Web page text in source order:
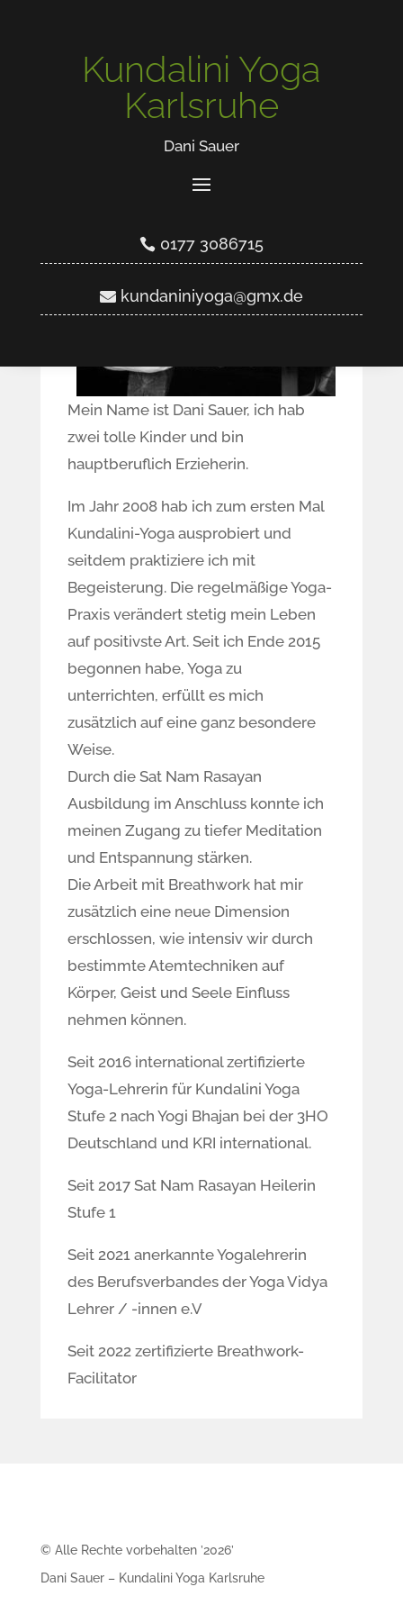
Kundalini Yoga
Karlsruhe
Dani Sauer
0177 3086715
kundaniniyoga@gmx.de
ÜBER MICH
Mein Name ist Dani Sauer, ich hab
zwei tolle Kinder und bin
hauptberuflich Erzieherin.
Im Jahr 2008 hab ich zum ersten Mal
Kundalini-Yoga ausprobiert und
seitdem praktiziere ich mit
Begeisterung. Die regelmäßige Yoga-
Praxis verändert stetig mein Leben
auf positivste Art. Seit ich Ende 2015
begonnen habe, Yoga zu
unterrichten, erfüllt es mich
zusätzlich auf eine ganz besondere
Weise.
Durch die Sat Nam Rasayan
Ausbildung im Anschluss konnte ich
meinen Zugang zu tiefer Meditation
und Entspannung stärken.
Die Arbeit mit Breathwork hat mir
zusätzlich eine neue Dimension
erschlossen, wie intensiv wir durch
bestimmte Atemtechniken auf
Körper, Geist und Seele Einfluss
nehmen können.
Seit 2016 international zertifizierte
Yoga-Lehrerin für Kundalini Yoga
Stufe 2 nach Yogi Bhajan bei der 3HO
Deutschland und KRI international.
Seit 2017 Sat Nam Rasayan Heilerin
Stufe 1
Seit 2021 anerkannte Yogalehrerin
des Berufsverbandes der Yoga Vidya
Lehrer / -innen e.V
Seit 2022 zertifizierte Breathwork-
Facilitator
© Alle Rechte vorbehalten ’2026’
Dani Sauer – Kundalini Yoga Karlsruhe